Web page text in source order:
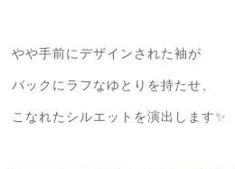
やや手前にデザインされた袖が
バックにラフなゆとりを持たせ、
こなれたシルエットを演出します✨